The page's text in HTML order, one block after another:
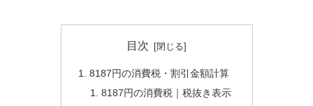
目次
8187円の消費税・割引金額計算
8187円の消費税｜税抜き表示